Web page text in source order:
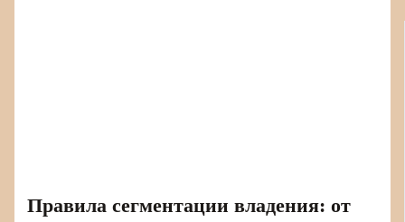
Правила сегментации владения: от